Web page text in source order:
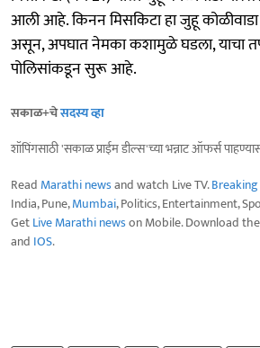
आली आहे. किनन मिसकिटा हा जुहू कोळीवाडा
असून, अपघात नेमका कशामुळे घडला, याचा
पोलिसांकडून सुरू आहे.
सकाळ+चेसदस्य व्हा
शॉपिंगसाठी 'सकाळ प्राईम डील्स'च्या भन्नाट ऑफर्स
Read Marathi newsand watch Live TV.
India, Pune,Mumbai, Politics, Entertainment,
GetLive Marathi newson Mobile. Download
and IOS.